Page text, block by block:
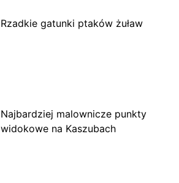
Rzadkie gatunki ptaków żuław
Najbardziej malownicze punkty
widokowe na Kaszubach